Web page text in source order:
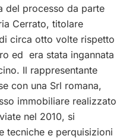
del processo da parte
Cerrato, titolare
circa otto volte rispetto
ed era stata ingannata
Il rappresentante
con una Srl romana,
immobiliare realizzato
nel 2010, si
tecniche e perquisizioni